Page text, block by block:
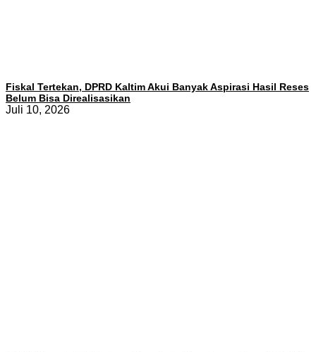
Fiskal Tertekan, DPRD Kaltim Akui Banyak Aspirasi Hasil Reses
Belum Bisa Direalisasikan
Juli 10, 2026